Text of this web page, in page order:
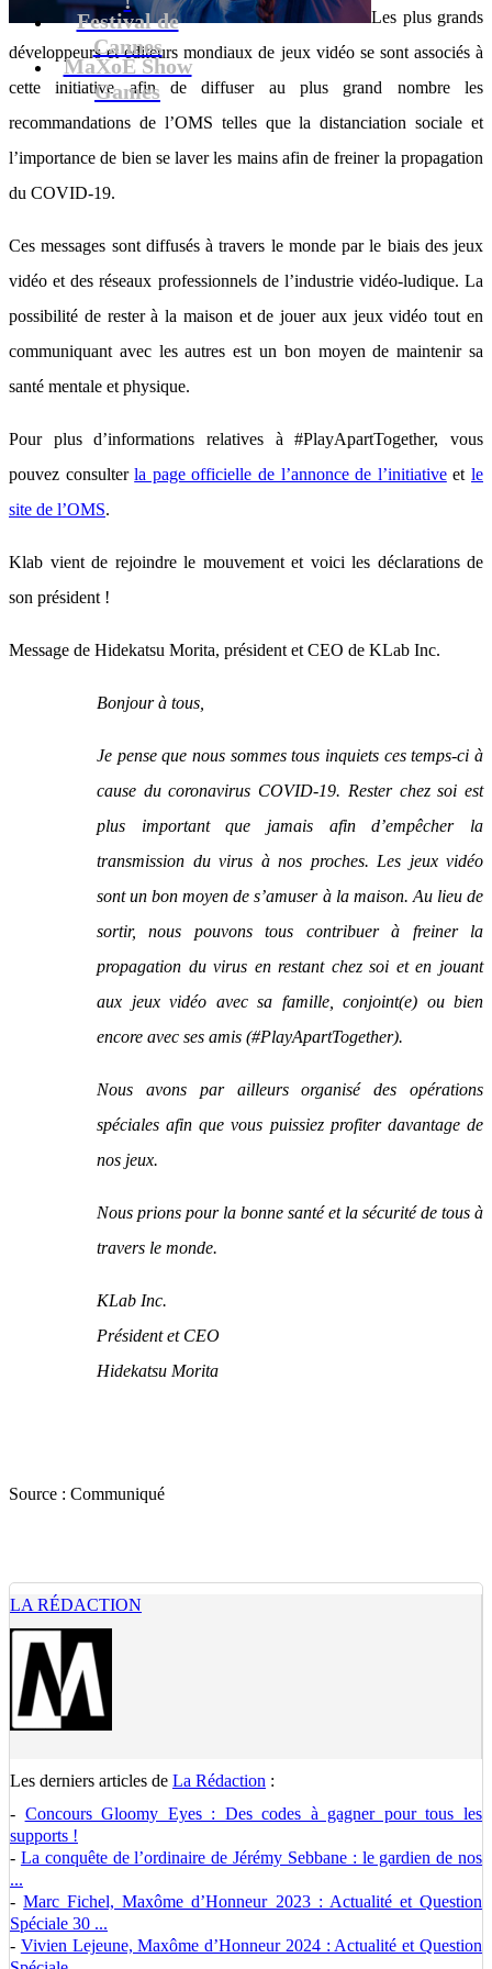
Festival de
Cannes
MaXoE Show
Games
Les plus grands
développeurs et éditeurs mondiaux de jeux vidéo se sont associés à
cette initiative afin de diffuser au plus grand nombre les
recommandations de l’OMS telles que la distanciation sociale et
l’importance de bien se laver les mains afin de freiner la propagation
du COVID-19.
Ces messages sont diffusés à travers le monde par le biais des jeux
vidéo et des réseaux professionnels de l’industrie vidéo-ludique. La
possibilité de rester à la maison et de jouer aux jeux vidéo tout en
communiquant avec les autres est un bon moyen de maintenir sa
santé mentale et physique.
Pour plus d’informations relatives à #PlayApartTogether, vous
pouvez consulterla page officielle de l’annonce de l’initiativeetle
site de l’OMS.
Klab vient de rejoindre le mouvement et voici les déclarations de
son président !
Message de Hidekatsu Morita, président et CEO de KLab Inc.
Bonjour à tous,
Je pense que nous sommes tous inquiets ces temps-ci à
cause du coronavirus COVID-19. Rester chez soi est
plus important que jamais afin d’empêcher la
transmission du virus à nos proches. Les jeux vidéo
sont un bon moyen de s’amuser à la maison. Au lieu de
sortir, nous pouvons tous contribuer à freiner la
propagation du virus en restant chez soi et en jouant
aux jeux vidéo avec sa famille, conjoint(e) ou bien
encore avec ses amis (#PlayApartTogether).
Nous avons par ailleurs organisé des opérations
spéciales afin que vous puissiez profiter davantage de
nos jeux.
Nous prions pour la bonne santé et la sécurité de tous à
travers le monde.
KLab Inc.
Président et CEO
Hidekatsu Morita
Source : Communiqué
LA RÉDACTION
Les derniers articles de La Rédaction :
- Concours Gloomy Eyes : Des codes à gagner pour tous les
supports !
- La conquête de l’ordinaire de Jérémy Sebbane : le gardien de nos
...
-Marc Fichel, Maxôme d’Honneur 2023 : Actualité et Question
Spéciale 30 ...
- Vivien Lejeune, Maxôme d’Honneur 2024 : Actualité et Question